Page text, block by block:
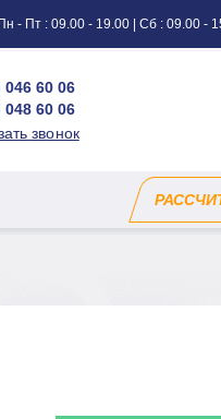
Пн - Пт : 09.00 - 19.00 | Сб : 09.00 -
046 60 06
048 60 06
звонок